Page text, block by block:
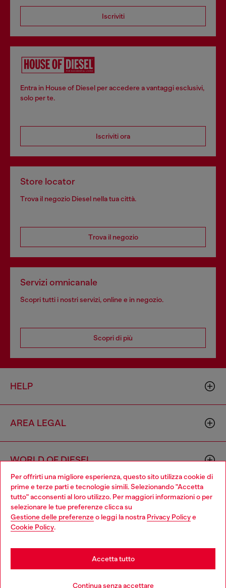
Per offrirti una migliore esperienza, questo sito utilizza cookie di
prime e terze parti e tecnologie simili. Selezionando "Accetta
tutto" acconsenti al loro utilizzo. Per maggiori informazioni o per
selezionare le tue preferenze clicca su
Gestione delle preferenzeo leggi la nostra Privacy Policye
Cookie Policy.
Continua senza accettare
Accetta tutto
Iscriviti
Entra in House of Diesel per accedere a vantaggi esclusivi,
solo per te.
Iscriviti ora
Store locator
Trova il negozio Diesel nella tua città.
Trova il negozio
Servizi omnicanale
Scopri tutti i nostri servizi, online e in negozio.
Scopri di più
HELP
AREA LEGAL
WORLD OF DIESEL
CORPORATE
Choose your location
You are currently browsing Svizzera website, but it seems you
may be based in United States